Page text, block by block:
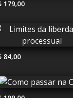
179,00
84,00